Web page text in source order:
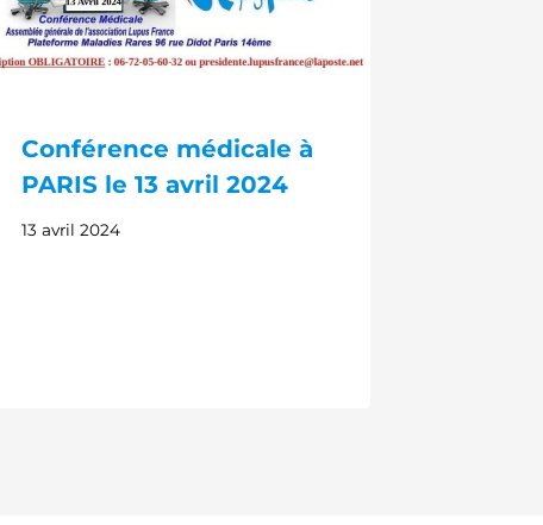
Conférence médicale à
PARIS le 13 avril 2024
13 avril 2024